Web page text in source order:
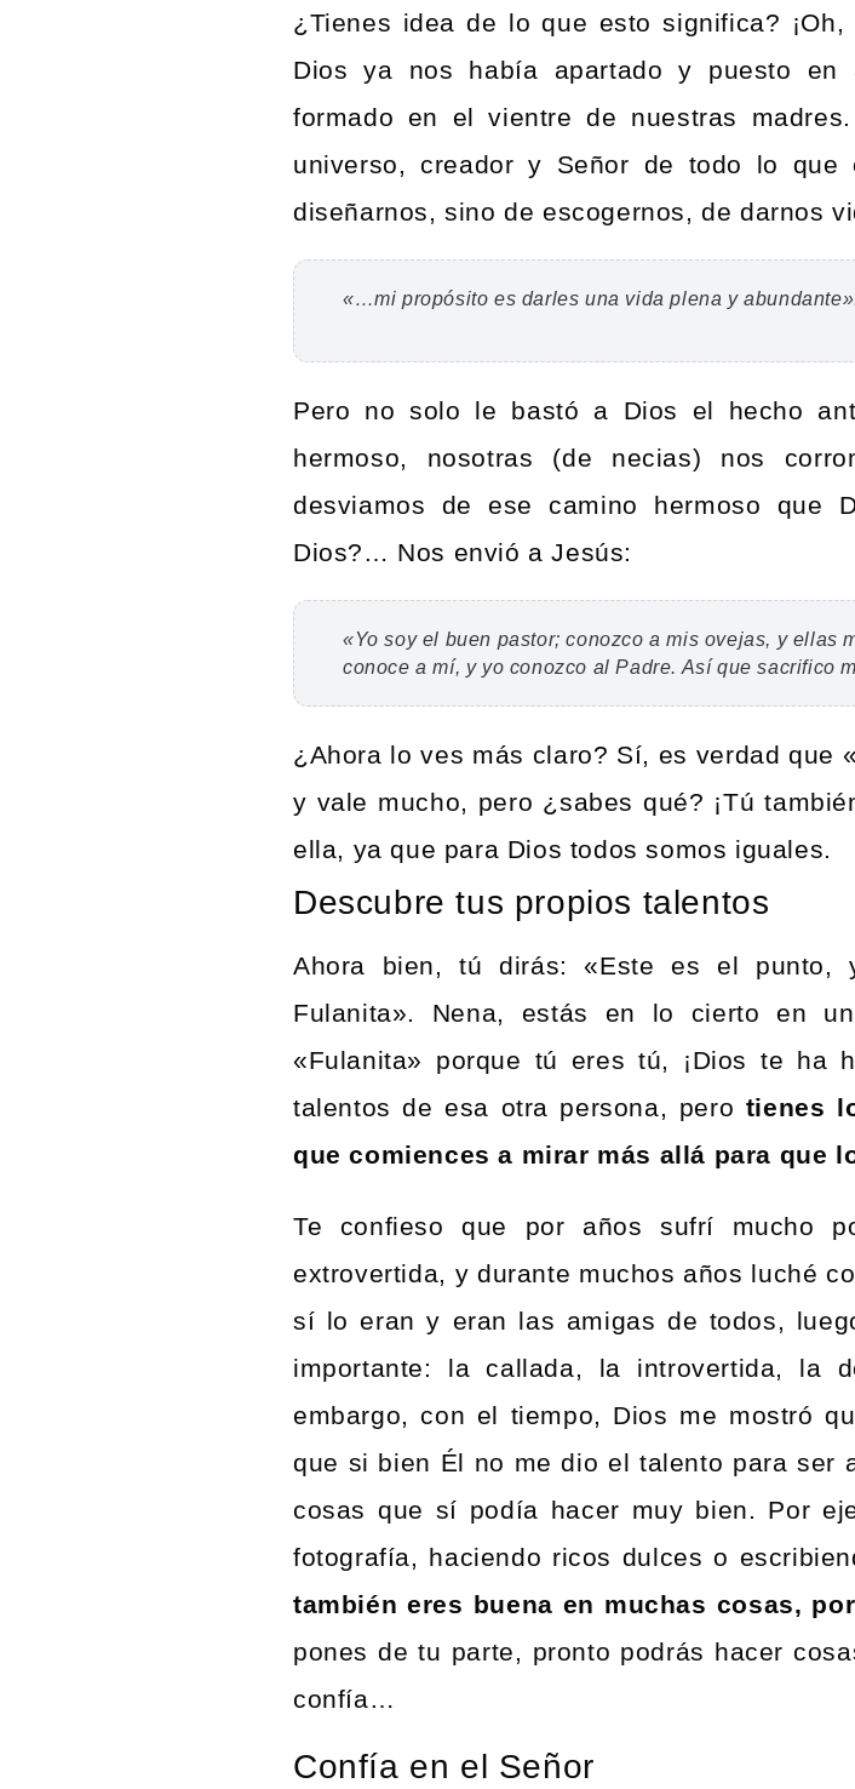
¿Tienes idea de lo que esto significa?
Dios ya nos había apartado y puesto en
formado en el vientre de nuestras
universo, creador y Señor de todo lo
diseñarnos, sino de escogernos, de darnos
«…mi propósito es darles una vida plena y
Pero no solo le bastó a Dios el hecho
hermoso, nosotras (de necias) nos
desviamos de ese camino hermoso que
Dios?… Nos envió a Jesús:
«Yo soy el buen pastor; conozco a mis ovejas, y ellas
conoce a mí, y yo conozco al Padre. Así que sacrifico
¿Ahora lo ves más claro? Sí, es verdad que
y vale mucho, pero ¿sabes qué? ¡Tú
ella, ya que para Dios todos somos iguales.
Descubre tus propios talentos
Ahora bien, tú dirás: «Este es el punto,
Fulanita».
Nena, estás en lo cierto en
«Fulanita» porque tú eres tú, ¡Dios te ha
talentos de esa otra persona, pero tienes
que comiences a mirar más allá para que
Te confieso que por años sufrí mucho
extrovertida, y durante muchos años luché
sí lo eran y eran las amigas de todos,
importante: la callada, la introvertida, la
embargo, con el tiempo, Dios me mostró
que si bien Él no me dio el talento para ser
cosas que sí podía hacer muy bien. Por
fotografía, haciendo ricos dulces o
también eres buena en muchas cosas,
pones de tu parte, pronto podrás hacer
confía…
Confía en el Señor